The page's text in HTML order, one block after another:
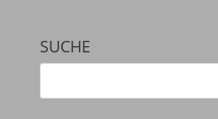
SUCHE